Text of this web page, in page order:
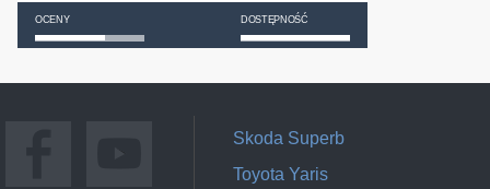
OCENY DOSTĘPNOŚĆ
Skoda Superb
Toyota Yaris